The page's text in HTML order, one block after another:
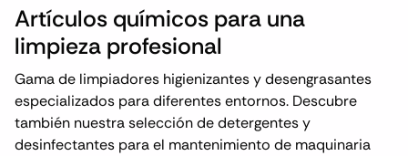
Artículos químicos para una
limpieza profesional
Gama de limpiadores higienizantes y desengrasantes
especializados para diferentes entornos. Descubre
también nuestra selección de detergentes y
desinfectantes para el mantenimiento de maquinaria